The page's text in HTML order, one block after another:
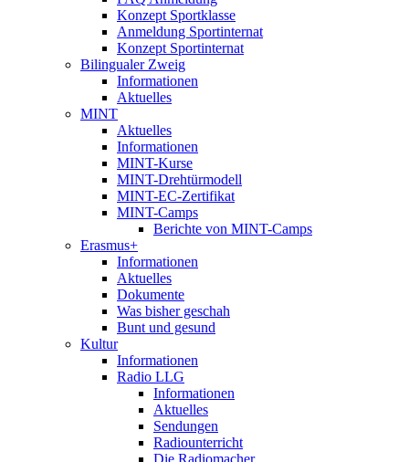
Konzept Sportklasse
Anmeldung Sportinternat
Konzept Sportinternat
Bilingualer Zweig
Informationen
Aktuelles
MINT
Aktuelles
Informationen
MINT-Kurse
MINT-Drehtürmodell
MINT-EC-Zertifikat
MINT-Camps
Berichte von MINT-Camps
Erasmus+
Informationen
Aktuelles
Dokumente
Was bisher geschah
Bunt und gesund
Kultur
Informationen
Radio LLG
Informationen
Aktuelles
Sendungen
Radiounterricht
Die Radiomacher